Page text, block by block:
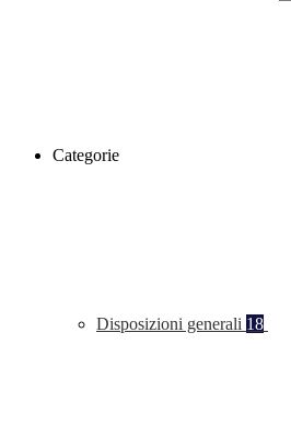
Categorie
Disposizioni generali 18